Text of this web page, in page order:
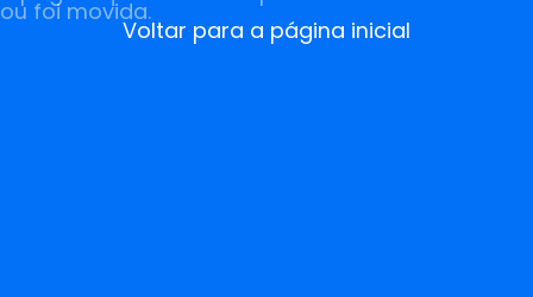
ou foi movida.
Voltar para a página inicial